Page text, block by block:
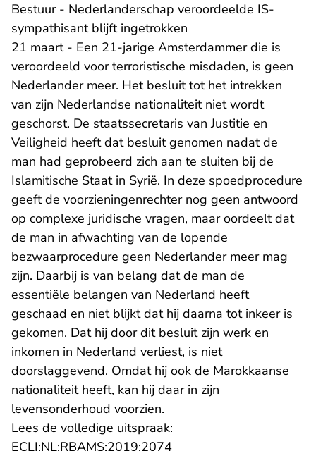
Bestuur - Nederlanderschap veroordeelde IS-
sympathisant blijft ingetrokken
21 maart - Een 21-jarige Amsterdammer die is
veroordeeld voor terroristische misdaden, is geen
Nederlander meer. Het besluit tot het intrekken
van zijn Nederlandse nationaliteit niet wordt
geschorst. De staatssecretaris van Justitie en
Veiligheid heeft dat besluit genomen nadat de
man had geprobeerd zich aan te sluiten bij de
Islamitische Staat in Syrië. In deze spoedprocedure
geeft de voorzieningenrechter nog geen antwoord
op complexe juridische vragen, maar oordeelt dat
de man in afwachting van de lopende
bezwaarprocedure geen Nederlander meer mag
zijn. Daarbij is van belang dat de man de
essentiële belangen van Nederland heeft
geschaad en niet blijkt dat hij daarna tot inkeer is
gekomen. Dat hij door dit besluit zijn werk en
inkomen in Nederland verliest, is niet
doorslaggevend. Omdat hij ook de Marokkaanse
nationaliteit heeft, kan hij daar in zijn
levensonderhoud voorzien.
Lees de volledige uitspraak:
ECLI:NL:RBAMS:2019:2074- U verlaat